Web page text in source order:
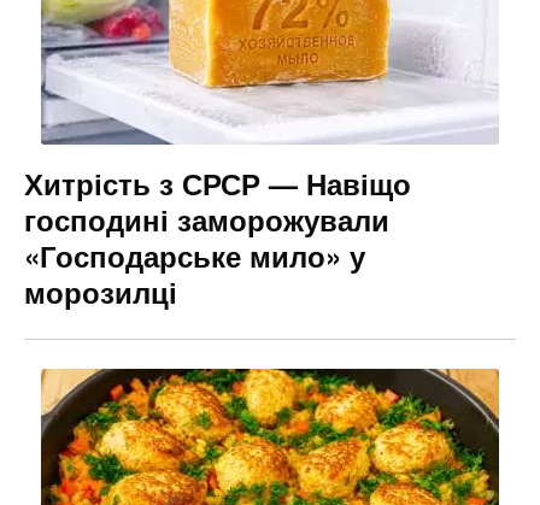
Хитрість з СРСР — Навіщо
господині заморожували
«Господарське мило» у
морозилці